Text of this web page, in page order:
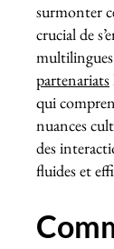
surmonter
crucial de
partenariats
qui
nuances
des
fluides et